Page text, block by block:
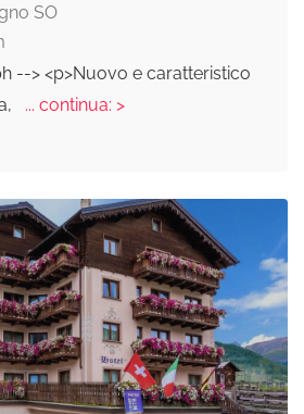
SO
--> <p>Nuovo e caratteristico
... continua: >